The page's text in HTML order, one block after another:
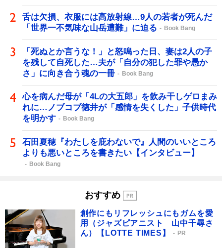
舌は欠損、衣服には高放射線…9人の若者が死んだ
「世界一不気味な山岳遭難」に迫る
Book Bang
「死ぬとか言うな！」と怒鳴った日、妻は2人の子
を残して自死した…夫が「自分の犯した罪や愚か
さ」に向き合う魂の一冊
Book Bang
心を病んだ母が「4Lの大五郎」を飲み干しゲロまみ
れに…ノブコブ徳井が「感情を失くした」子供時代
を明かす
Book Bang
石田夏穂『わたしを庇わないで』人間のいいところ
よりも悪いところを書きたい【インタビュー】
Book Bang
おすすめ
創作にもリフレッシュにもガムを愛
用（ジャズピアニスト 山中千尋さ
ん）【LOTTE TIMES】
PR